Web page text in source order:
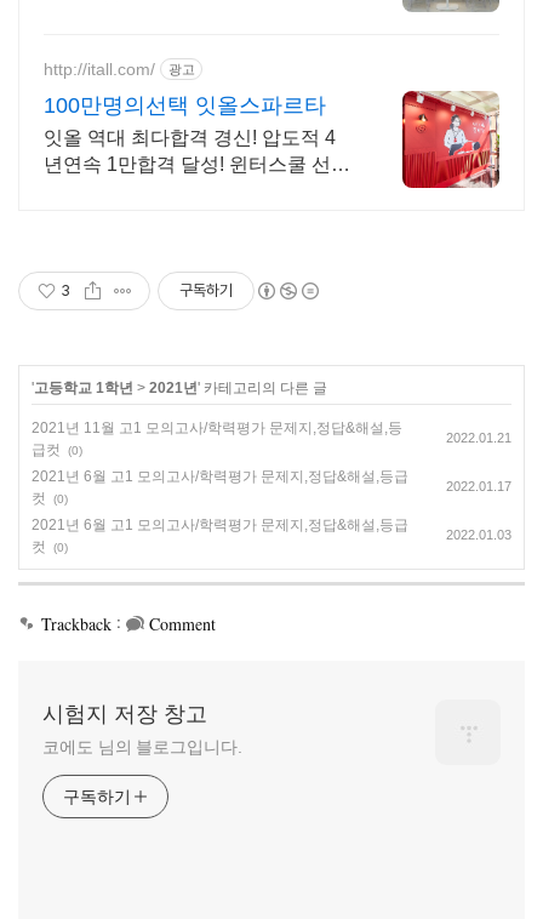
http://itall.com/ 광고
100만명의선택 잇올스파르타
잇올 역대 최다합격 경신! 압도적 4
년연속 1만합격 달성! 윈터스쿨 선착
3 구독하기
'고등학교 1학년 > 2021년' 카테고리의 다른 글
2021년 11월 고1 모의고사/학력평가 문제지,정답&해설,등
급컷
(0)
2022.01.21
2021년 6월 고1 모의고사/학력평가 문제지,정답&해설,등급
컷
(0)
2022.01.17
2021년 6월 고1 모의고사/학력평가 문제지,정답&해설,등급
컷
(0)
2022.01.03
Trackback : Comment
시험지 저장 창고
코에도 님의 블로그입니다.
구독하기